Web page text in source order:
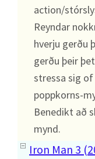
action/
Reyndar
hverju gerðu
gerðu þeir
stressa sig
poppkorns-
Benedikt að
mynd.
Iron Man 3